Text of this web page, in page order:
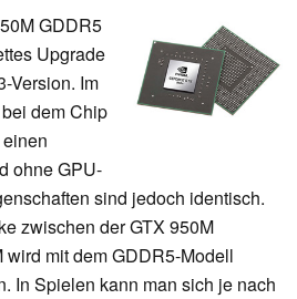
GDDR5
Upgrade
Version. Im
dem Chip
ohne GPU-
sind jedoch identisch.
zwischen der GTX 950M
wird mit dem GDDR5-Modell
In Spielen kann man sich je nach